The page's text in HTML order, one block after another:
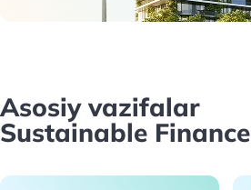
Asosiy vazifalar
Sustainable Finance